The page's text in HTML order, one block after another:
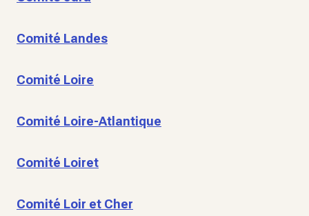
Comité Landes
Comité Loire
Comité Loire-Atlantique
Comité Loiret
Comité Loir et Cher